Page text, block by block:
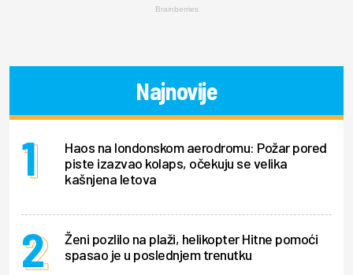
Brainberries
Najnovije
Haos na londonskom aerodromu: Požar pored
piste izazvao kolaps, očekuju se velika
kašnjena letova
Ženi pozlilo na plaži, helikopter Hitne pomoći
spasao je u poslednjem trenutku